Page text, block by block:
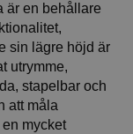
är en behållare
sin lägre höjd är
utrymme,
stapelbar och
att måla
mycket